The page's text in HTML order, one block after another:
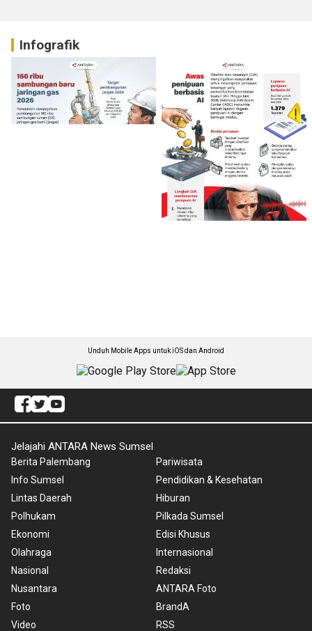
Infografik
Unduh Mobile Apps untuk iOS dan Android
Jelajahi ANTARA News Sumsel
Berita Palembang
Info Sumsel
Lintas Daerah
Polhukam
Ekonomi
Olahraga
Nasional
Nusantara
Foto
Video
Pariwisata
Pendidikan & Kesehatan
Hiburan
Pilkada Sumsel
Edisi Khusus
Internasional
Redaksi
ANTARA Foto
BrandA
RSS